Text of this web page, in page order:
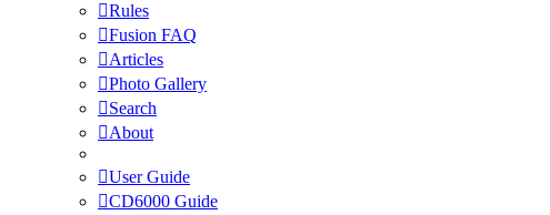
Rules
Fusion FAQ
Articles
Photo Gallery
Search
About
User Guide
CD6000 Guide